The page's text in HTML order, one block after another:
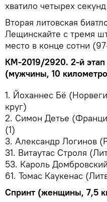
хватило четырех
Вторая литовская
Лещинскайте с тремя
место в конце сотни
КМ-2019/2920. 2-й
(мужчины, 10
1. Йоханнес Бё
круг)
2. Симон Детье
(1)
3. Александр Логинов
31. Витаутас Строля
53. Кароль
61. Томас Каукенас
Спринт (женщины, 7,5